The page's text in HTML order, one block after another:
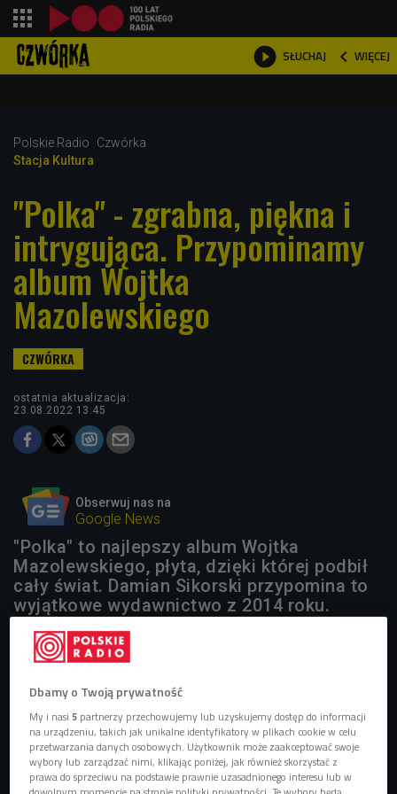
 SŁUCHAJ  WIĘCEJ

Polskie Radio
Czwórka
Stacja Kultura
"Polka" - zgrabna, piękna i
intrygująca. Przypominamy
album Wojtka
Mazolewskiego
ostatnia aktualizacja:
23.08.2022 13:45
Obserwuj nas na
Google News
"Polka" to najlepszy album Wojtka
Mazolewskiego, płyta, dzięki której podbił
cały świat. Damian Sikorski przypomina to
wyjątkowe wydawnictwo z 2014 roku.
Dbamy o Twoją prywatność
My i nasi5 partnerzy przechowujemy lub uzyskujemy dostęp do informacji
na urządzeniu, takich jak unikalne identyfikatory w plikach cookie w celu
przetwarzania danych osobowych. Użytkownik może zaakceptować swoje
wybory lub zarządzać nimi, klikając poniżej, jak również skorzystać z
prawa do sprzeciwu na podstawie prawnie uzasadnionego interesu lub w